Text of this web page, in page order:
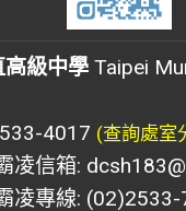
級中學 Taipei
4017 (查詢處室
凌信箱:
凌專線: (02)2533-